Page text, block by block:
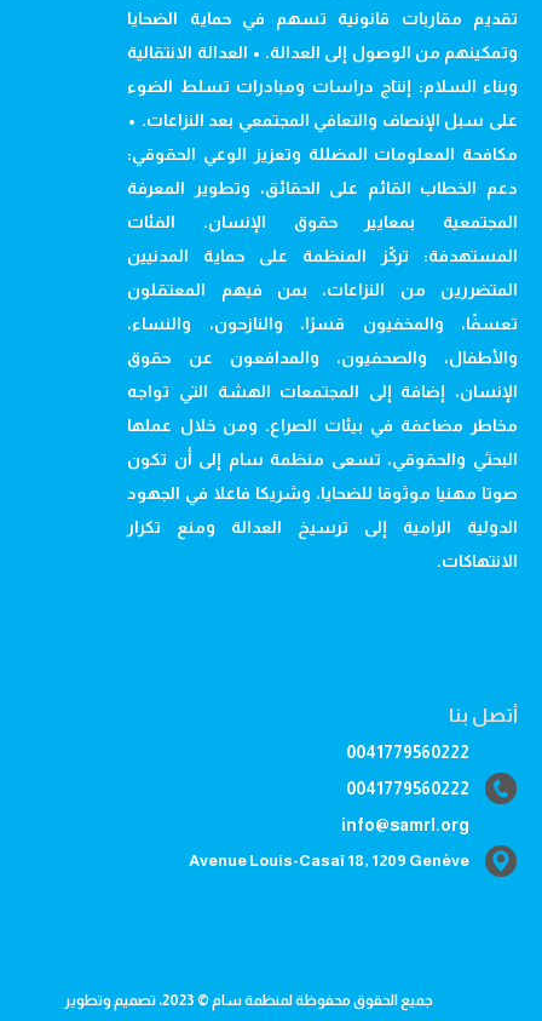
تقديم مقاربات قانونية تسهم في حماية الضحايا
وتمكينهم من الوصول إلى العدالة. • العدالة الانتقالية
وبناء السلام: إنتاج دراسات ومبادرات تسلط الضوء
على سبل الإنصاف والتعافي المجتمعي بعد النزاعات. •
مكافحة المعلومات المضللة وتعزيز الوعي الحقوقي:
دعم الخطاب القائم على الحقائق، وتطوير المعرفة
المجتمعية بمعايير حقوق الإنسان. الفئات
المستهدفة: تركّز المنظمة على حماية المدنيين
المتضررين من النزاعات، بمن فيهم المعتقلون
تعسفًا، والمخفيون قسرًا، والنازحون، والنساء،
والأطفال، والصحفيون، والمدافعون عن حقوق
الإنسان، إضافة إلى المجتمعات الهشة التي تواجه
مخاطر مضاعفة في بيئات الصراع. ومن خلال عملها
البحثي والحقوقي، تسعى منظمة سام إلى أن تكون
صوتا مهنيا موثوقا للضحايا، وشريكا فاعلا في الجهود
الدولية الرامية إلى ترسيخ العدالة ومنع تكرار
الانتهاكات.
أتصل بنا
0041779560222
0041779560222
info@samrl.org
Avenue Louis-Casaï 18, 1209 Genève
جميع الحقوق محفوظة لمنظمة سام © 2023، تصميم وتطوير